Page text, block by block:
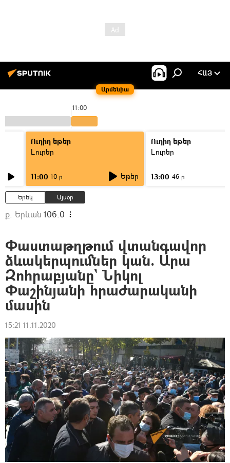
Արմենիա
ՀԱՅ
11:00
Ուղիղ եթեր
Լուրեր
11:00 10 ր Եթեր
Ուղիղ եթեր
Լուրեր
13:00 46 ր
Երեկ Այսօր
ք. Երևան 106.0
Փաստաթղթում վտանգավոր
ձևակերպումներ կան. Արա
Զոհրաբյանը` Նիկոլ
Փաշինյանի հրաժարականի
մասին
15:21 11.11.2020